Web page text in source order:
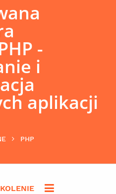
-
i
aplikacji
PHP